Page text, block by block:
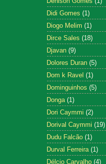
Didi Gomes (1)
Diogo Melim (1)
Dirce Sales (18)
Djavan (9)
Dolores Duran (5)
Dom k Ravel (1)
Dominguinhos (5)
Donga (1)
Dori Caymmi (2)
Dorival Caymmi (19)
Dudu Falcão (1)
Durval Ferreira (1)
Délcio Carvalho (4)